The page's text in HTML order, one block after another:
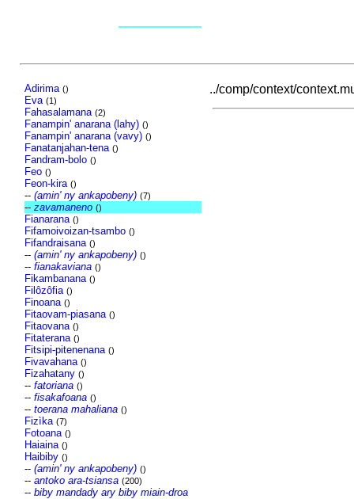
Adirima ()
Eva (1)
Fahasalamana (2)
Fanampin' anarana (lahy) ()
Fanampin' anarana (vavy) ()
Fanatanjahan-tena ()
Fandram-bolo ()
Feo ()
Feon-kira ()
-- (amin' ny ankapobeny) (7)
-- zavamaneno ()
Fianarana ()
Fifamoivoizan-tsambo ()
Fifandraisana ()
-- (amin' ny ankapobeny) ()
-- fianakaviana ()
Fikambanana ()
Filôzôfia ()
Finoana ()
Fitaovam-piasana ()
Fitaovana ()
Fitaterana ()
Fitsipi-pitenenana ()
Fivavahana ()
Fizahatany ()
-- fatoriana ()
-- fisakafoana ()
-- toerana mahaliana ()
Fizìka (7)
Fotoana ()
Haiaina ()
Haibiby ()
-- (amin' ny ankapobeny) ()
-- antoko ara-tsiansa (200)
-- biby mandady ary biby miain-droa
../comp/context/